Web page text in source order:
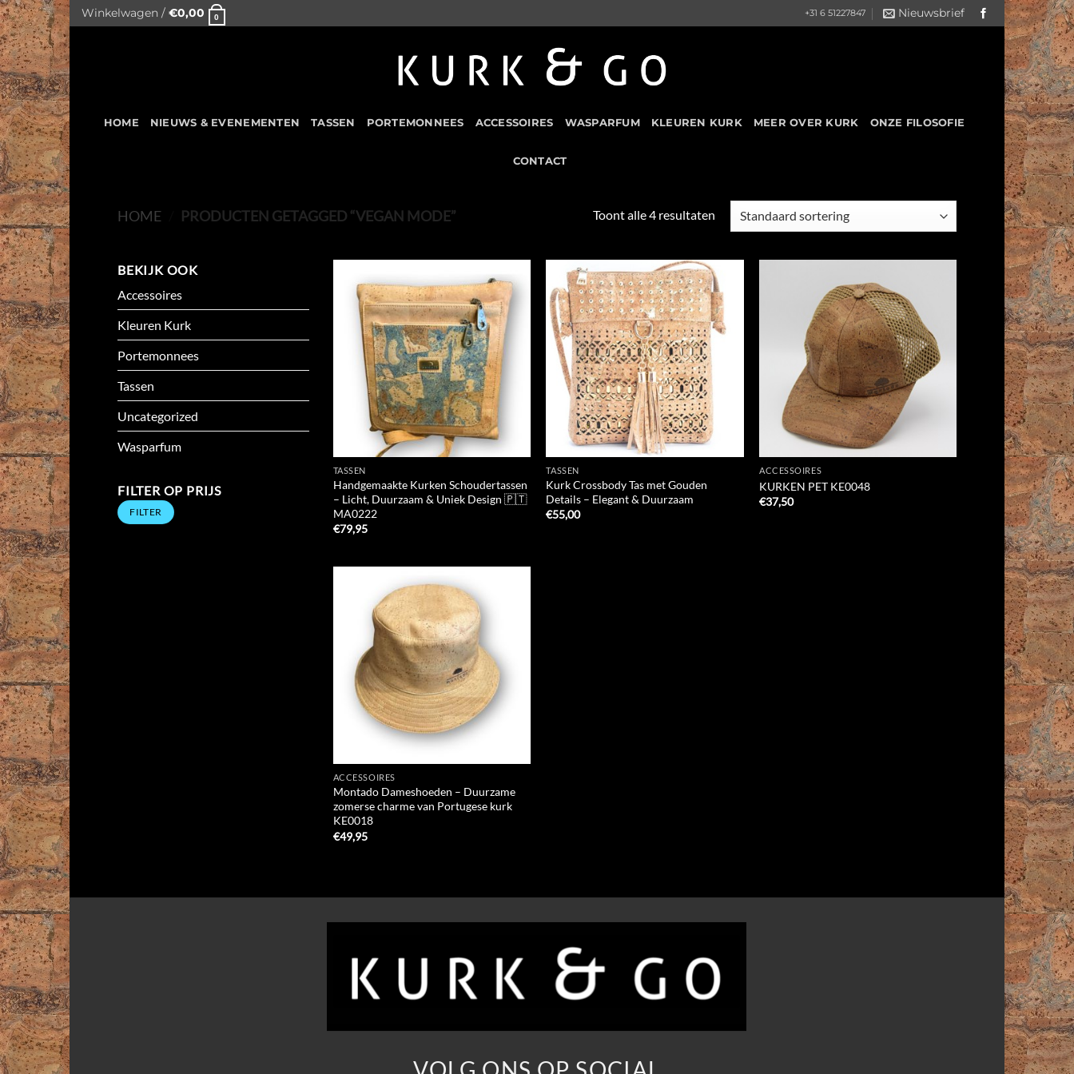
Skip
to
content
Winkelwagen / €0,00 0 +31 6 51227847 Nieuwsbrief
HOME NIEUWS & EVENEMENTEN TASSEN PORTEMONNEES ACCESSOIRES WASPARFUM KLEUREN KURK MEER OVER KURK ONZE FILOSOFIE
CONTACT
HOME PRODUCTEN GETAGGED “VEGAN MODE” Toont alle 4 resultaten
BEKIJK OOK
Accessoires
Kleuren Kurk
Portemonnees
Tassen
Uncategorized
Wasparfum
FILTER OP PRIJS
Min.
prijs
Max.
prijsFILTER
Add to
Wishlist
TASSEN
Handgemaakte Kurken Schoudertassen
– Licht, Duurzaam & Uniek Design 🇵🇹
MA0222
€79,95
Add to
Wishlist
TASSEN
Kurk Crossbody Tas met Gouden
Details – Elegant & Duurzaam
€55,00
Wishlist
ACCESSOIRES
KURKEN PET KE0048
€37,50
ACCESSOIRES
Montado Dameshoeden – Duurzame
zomerse charme van Portugese kurk
KE0018
€49,95